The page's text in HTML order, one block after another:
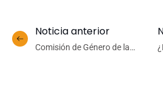
Noticia anterior
Comisión de Género de la